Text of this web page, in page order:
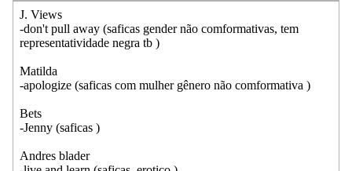
J. Views
-don't pull away (saficas gender não comformativas, tem
representatividade negra tb )
Matilda
-apologize (saficas com mulher gênero não comformativa )
Bets
-Jenny (saficas )
Andres blader